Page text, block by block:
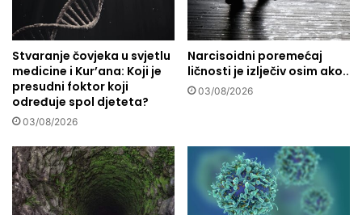
g
o
t
o
v
o
o
l
i
k
o
r
u
z
a
p
s
a
o
:
Stvaranje čovjeka u svjetlu
medicine i Kur’ana: Koji je
presudni foktor koji
određuje spol djeteta?
03/08/2026
Narcisoidni poremećaj
ličnosti je izlječiv osim ako..
03/08/2026